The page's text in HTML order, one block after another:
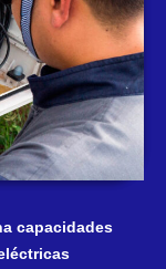
capacidades